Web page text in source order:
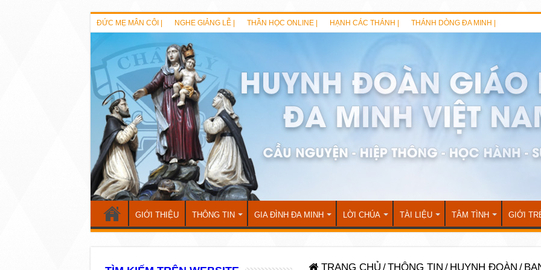
ĐỨC MẸ MÂN CÔI | NGHE GIẢNG LỄ | THẦN HỌC ONLINE | HẠNH CÁC THÁNH | THÁNH DÒNG ĐA MINH |
GIỚI THIỆU THÔNG TIN GIA ĐÌNH ĐA MINH LỜI CHÚA TÀI LIỆU TÂM TÌNH GIỚI
TRANG CHỦ /THÔNG TIN / HUYNH ĐOÀN /